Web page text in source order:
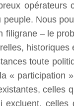
peuple. Nous
– le
historiques
toute
« participation
excluent,